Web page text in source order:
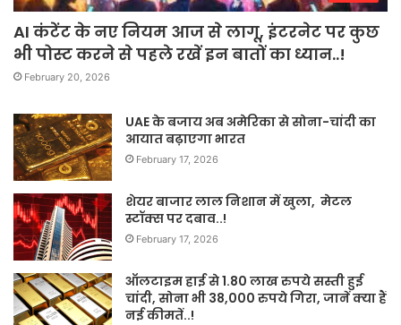
AI कंटेंट के नए नियम आज से लागू, इंटरनेट पर कुछ
भी पोस्ट करने से पहले रखें इन बातों का ध्यान..!
February 20, 2026
UAE के बजाय अब अमेरिका से सोना-चांदी का
आयात बढ़ाएगा भारत
February 17, 2026
शेयर बाजार लाल निशान में खुला, मेटल
स्टॉक्स पर दबाव..!
February 17, 2026
ऑलटाइम हाई से 1.80 लाख रुपये सस्ती हुई
चांदी, सोना भी 38,000 रुपये गिरा, जानें क्या हैं
नई कीमतें..!